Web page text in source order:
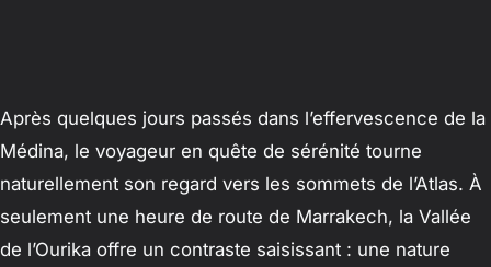
Après quelques jours passés dans l’effervescence de la
Médina, le voyageur en quête de sérénité tourne
naturellement son regard vers les sommets de l’Atlas. À
seulement une heure de route de Marrakech, la Vallée
de l’Ourika offre un contraste saisissant : une nature